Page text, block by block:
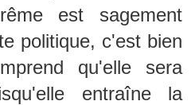
est sagement
politique, c'est bien
qu'elle sera
entraîne la